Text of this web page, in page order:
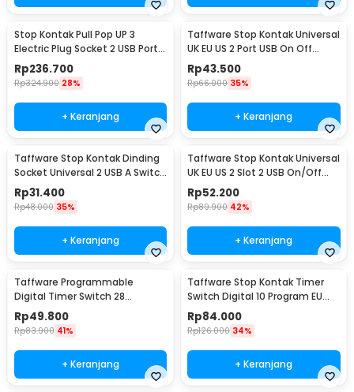
Stop Kontak Pull Pop UP 3
Electric Plug Socket 2 USB Port
EU - PDU
Rp236.700
Rp324.900 28%
+ Keranjang
Taffware Stop Kontak Universal
UK EU US 2 Port USB On Off
Switch - LC-20
Rp43.500
Rp66.000 35%
+ Keranjang
Taffware Stop Kontak Dinding
Socket Universal 2 USB A Switch
250V - LC-19
Rp31.400
Rp48.000 35%
+ Keranjang
Taffware Stop Kontak Universal
UK EU US 2 Slot 2 USB On/Off
Switch - LC-86
Rp52.200
Rp89.900 42%
+ Keranjang
Taffware Programmable
Digital Timer Switch 28
Program 220V/25A(16A) -
THC30A
Rp49.800
Rp83.900 41%
+ Keranjang
Taffware Stop Kontak Timer
Switch Digital 10 Program EU
Plug 16A 230V - KWE-TM02-EU
Rp84.000
Rp126.000 34%
+ Keranjang